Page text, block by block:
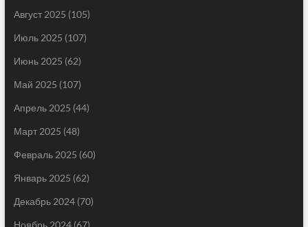
Август 2025 (105)
Июль 2025 (107)
Июнь 2025 (62)
Май 2025 (107)
Апрель 2025 (44)
Март 2025 (48)
Февраль 2025 (60)
Январь 2025 (62)
Декабрь 2024(70)
Ноябрь 2024(67)